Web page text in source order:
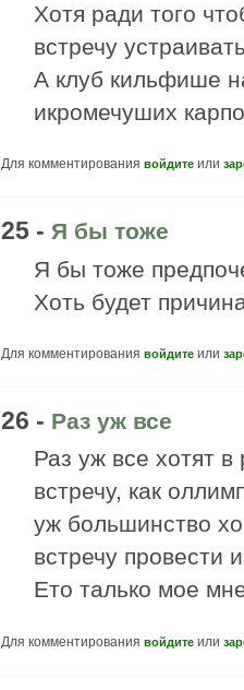
Хотя ради того
встречу
А клуб кильфише
икромечуших
Для комментирования войдите или
25 - Я бы тоже
Я бы тоже
Хоть будет
Для комментирования войдите или
26 - Раз уж все
Раз уж все хотят
встречу, как
уж большинство
встречу провести
Ето талько мое
Для комментирования войдите или